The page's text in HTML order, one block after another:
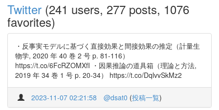
Twitter (241 users, 277 posts, 1076
favorites)
・反事実モデルに基づく直接効果と間接効果の推定（計量生
物学, 2020 年 40 巻 2 号 p. 81-116）
https://t.co/6FcRZOMXfI ・因果推論の道具箱（理論と方法,
2019 年 34 巻 1 号 p. 20-34） https://t.co/DqlvvSkMz2
2023-11-07 02:21:58 @dsat0 (投稿一覧)